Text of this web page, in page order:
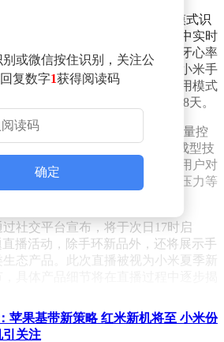
强，设备支持超过150种运动模式识
实现手机投屏功能，骑行过程中实时
移动终端。设备兼容第三方蓝牙心率
器材联动使用。续航能力延续小米手
景下续航周期达21天，常规使用模式
常亮显示功能仍能持续工作8天。
，主体厚度压缩至9.7毫米，重量控
运用微曲面屏幕与金属一体化成型技
陶瓷版本同步推出，满足不同用户对
该设备同步支持全天候血氧、压力等
健康数据采集体系。
社交平台宣布，将于次日17时启
播活动，除手环新品外，还将展示手
态产品。此次直播被视为小米夏季新
或微信按住识别，关注公
复数字1获得阅读码
确定
苹果基带新策略 红米新机将至 小米份
引关注